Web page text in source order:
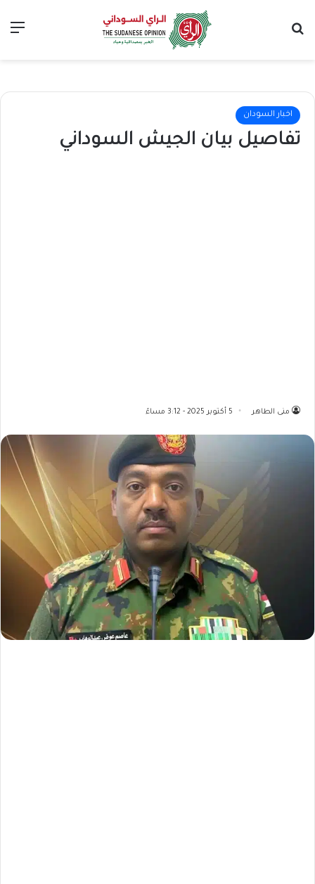
اخبار السودان
تفاصيل بيان الجيش السوداني
منى الطاهر 5 أكتوبر 2025 - 3:12 مساءً